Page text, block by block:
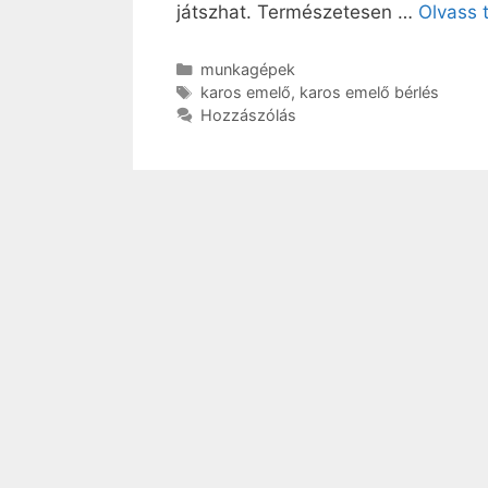
játszhat. Természetesen … Olvass
Kategória
munkagépek
Címkék
karos emelő, karos emelő bérlés
Hozzászólás